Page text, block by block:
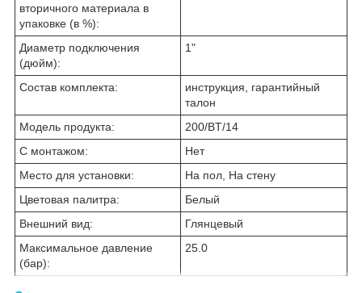
вторичного материала в
упаковке (в %):
Диаметр подключения
(дюйм):
1"
Состав комплекта:
инструкция, гарантийный
талон
Модель продукта:
200/BT/14
С монтажом:
Нет
Место для установки:
На пол, На стену
Цветовая палитра:
Белый
Внешний вид:
Глянцевый
Максимальное давление
(бар):
25.0